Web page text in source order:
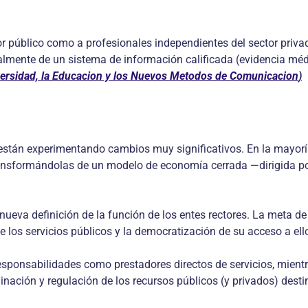
público como a profesionales independientes del sector
de un sistema de información calificada (evidencia
la Educacion y los Nuevos Metodos de Comunicacion)
experimentando cambios muy significativos. En la
de un modelo de economía cerrada —dirigida
definición de la función de los entes rectores. La meta
servicios públicos y la democratización de su acceso a
como prestadores directos de servicios,
y regulación de los recursos públicos (y privados)